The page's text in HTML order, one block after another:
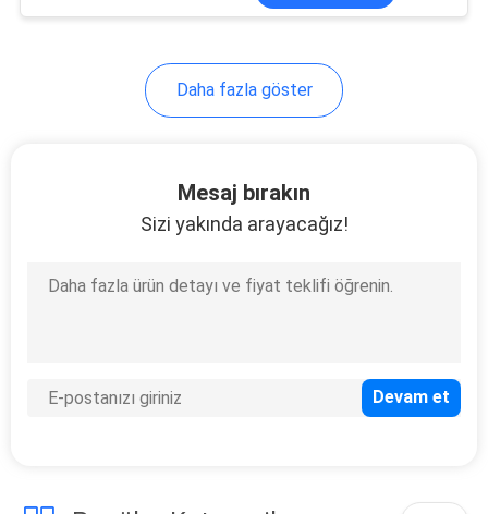
Doğrudan Bağlantı
Endüstriyel Anahtar
Daha fazla göster
Mesaj bırakın
Sizi yakında arayacağız!